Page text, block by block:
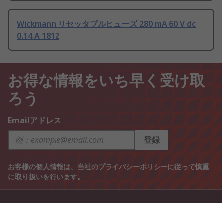
Wickmann リセッタブルヒューズ 280 mA 60 V dc
0.14 A 1812
お得な情報をいち早く受け取
ろう
Emailアドレス
登録
お客様の個人情報は、当社のプライバシーポリシーに従って慎重
に取り扱いを行います。